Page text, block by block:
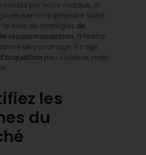
par votre marque, ils
défendre votre
le biais de stratégies de
recommandation, à l’instar
de parrainage. Il s’agit
peu coûteux, mais
les
du